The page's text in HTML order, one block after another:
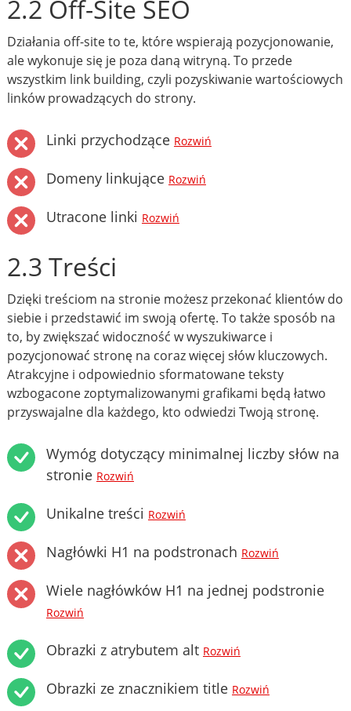
2.2 Off-Site SEO
Działania off-site to te, które wspierają pozycjonowanie,
ale wykonuje się je poza daną witryną. To przede
wszystkim link building, czyli pozyskiwanie wartościowych
linków prowadzących do strony.
Linki przychodzące Rozwiń
Domeny linkujące Rozwiń
Utracone linki Rozwiń
2.3 Treści
Dzięki treściom na stronie możesz przekonać klientów do
siebie i przedstawić im swoją ofertę. To także sposób na
to, by zwiększać widoczność w wyszukiwarce i
pozycjonować stronę na coraz więcej słów kluczowych.
Atrakcyjne i odpowiednio sformatowane teksty
wzbogacone zoptymalizowanymi grafikami będą łatwo
przyswajalne dla każdego, kto odwiedzi Twoją stronę.
Wymóg dotyczący minimalnej liczby słów na
stronie Rozwiń
Unikalne treści Rozwiń
Nagłówki H1 na podstronach Rozwiń
Wiele nagłówków H1 na jednej podstronie
Rozwiń
Obrazki z atrybutem alt Rozwiń
Obrazki ze znacznikiem title Rozwiń